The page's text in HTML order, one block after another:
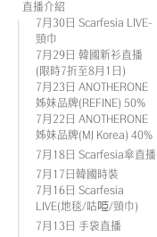
直播介紹
7月30日 Scarfesia LIVE-
頸巾
7月29日 韓國新衫直播
(限時7折至8月1日)
7月23日 ANOTHERONE
姊妹品牌(REFINE) 50%
7月22日 ANOTHERONE
姊妹品牌(MJ Korea) 40%
7月18日 Scarfesia傘直播
7月17日韓國時裝
7月16日 Scarfesia
LIVE(地毯/咕𠱸/頸巾)
7月13日 手袋直播